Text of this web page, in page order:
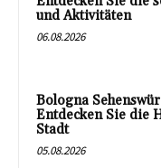
und Aktivitäten
06.08.2026
Bologna
Entdecken Sie die
Stadt
05.08.2026